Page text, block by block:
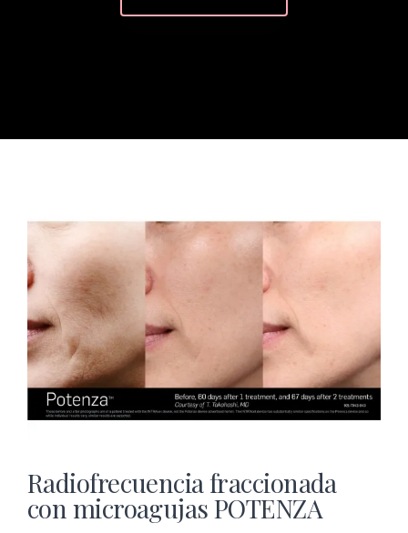
Radiofrecuencia fraccionada
con microagujas POTENZA